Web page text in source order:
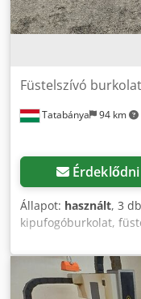
Tatabánya 94 km
Füstelszívó
Érdeklődni
Állapot: használt, 3
kipufogóburkolat,
méretek: Szélesség:
Magasság: 400 mm
Elszívó felület: 3540
250 mm - vákuum